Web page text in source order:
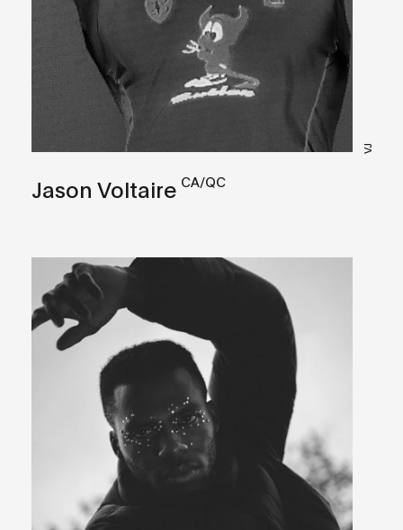
VJ
Jason Voltaire CA/QC